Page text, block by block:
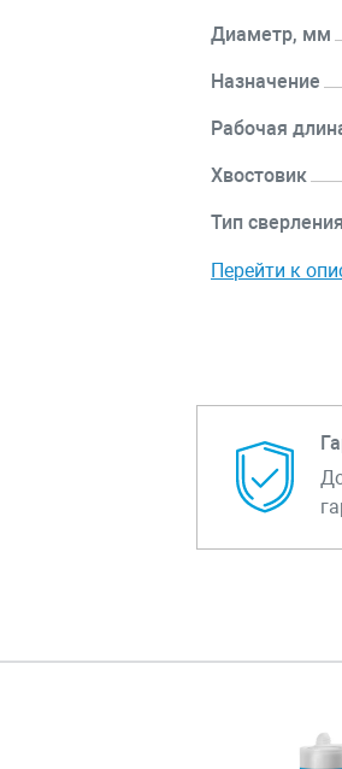
Диаметр, мм
Назначение
Рабочая
Хвостовик
Тип сверления
Перейти к